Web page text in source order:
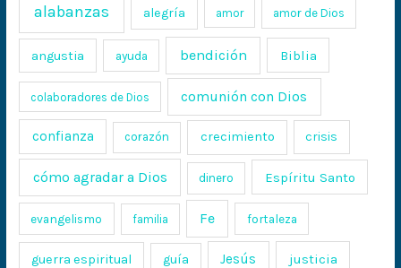
alabanzas alegría amor amor de Dios
angustia ayuda bendición Biblia
colaboradores de Dios comunión con Dios
confianza corazón crecimiento crisis
cómo agradar a Dios dinero Espíritu Santo
evangelismo familia Fe fortaleza
guerra espiritual guía Jesús justicia